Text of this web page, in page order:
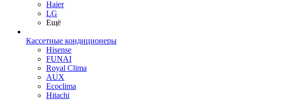
Haier
LG
Ещё
Кассетные кондиционеры
Hisense
FUNAI
Royal Clima
AUX
Ecoclima
Hitachi